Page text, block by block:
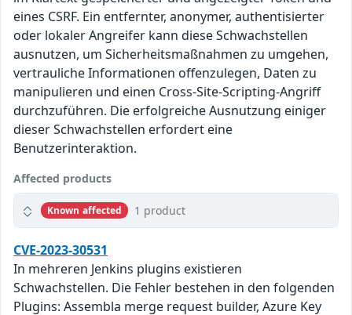
eines CSRF. Ein entfernter, anonymer, authentisierter
oder lokaler Angreifer kann diese Schwachstellen
ausnutzen, um Sicherheitsmaßnahmen zu umgehen,
vertrauliche Informationen offenzulegen, Daten zu
manipulieren und einen Cross-Site-Scripting-Angriff
durchzuführen. Die erfolgreiche Ausnutzung einiger
dieser Schwachstellen erfordert eine
Benutzerinteraktion.
Affected products
Known affected 1 product
CVE-2023-30531
In mehreren Jenkins plugins existieren
Schwachstellen. Die Fehler bestehen in den folgenden
Plugins: Assembla merge request builder, Azure Key